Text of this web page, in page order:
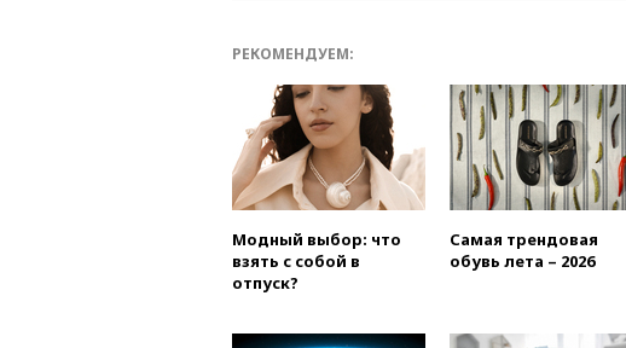
РЕКОМЕНДУЕМ:
Модный выбор: что
взять с собой в
отпуск?
Самая трендовая
обувь лета – 2026